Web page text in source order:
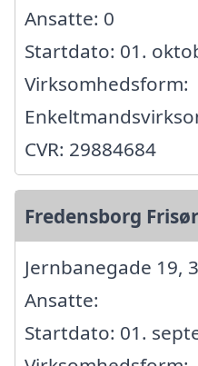
Ansatte: 0
Startdato: 01.
Virksomhedsform:
CVR: 29884684
Fredensborg Frisør
Jernbanegade 19,
Ansatte:
Startdato: 01.